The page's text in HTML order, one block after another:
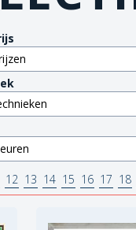
12 13 14 15 16 17 18